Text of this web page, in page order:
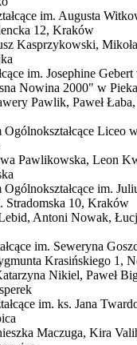
im. Augusta
12, Kraków
Kasprzykowski,
im. Josephine
Nowina 2000" w
Pawlik, Paweł
Liceo
Pawlikowska, Leon
im.
Stradomska 10, Kraków
Antoni Nowak,
im. Seweryna
Krasińskiego 1,
Nikiel, Paweł
im. ks. Jana
Maczuga, Kira